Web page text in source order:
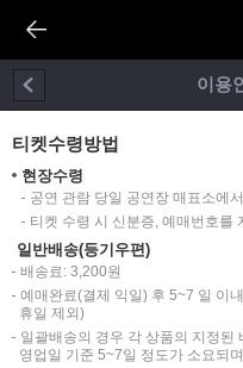
이용
티켓수령방법
현장수령
공연 관람 당일 공연장 매표소에
티켓 수령 시 신분증, 예매번호를
일반배송(등기우편)
배송료: 3,200원
예매완료(결제 익일) 후 5~7 일 이
휴일 제외)
일괄배송의 경우 각 상품의 지정된
영업일 기준 5~7일 정도가 소요되